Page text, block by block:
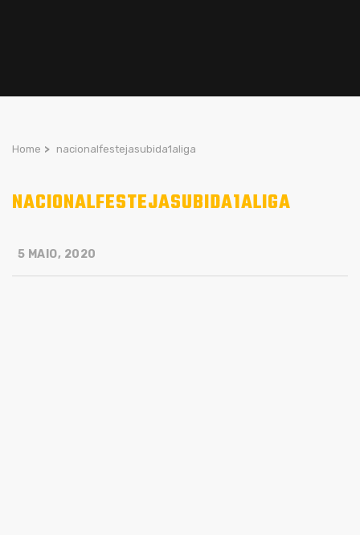
Home > nacionalfestejasubida1aliga
NACIONALFESTEJASUBIDA1ALIGA
5 MAIO, 2020